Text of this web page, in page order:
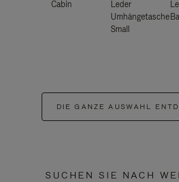
Cabin
Leder
Umhängetasche
Small
DIE GANZE AUSWAHL
SUCHEN SIE NACH